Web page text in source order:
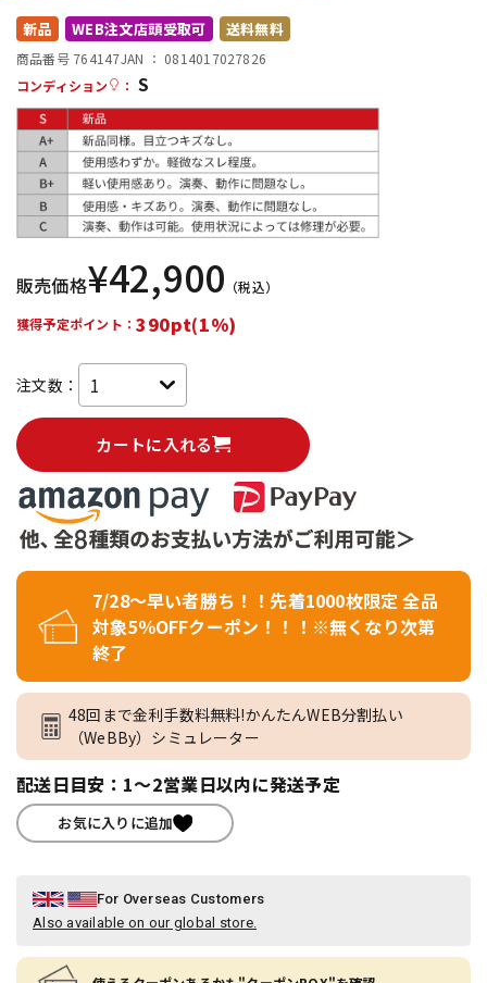
配信/ライブ機器
中古
新品 WEB注文店頭受取可 送料無料
商品番号 764147JAN ： 0814017027826
コンディション
： S
販売価格¥42,900 （税込）
獲得予定ポイント：390pt(1%)
注文数：
カートに入れる
7/28～早い者勝ち！！先着1000枚限定 全品
対象5％OFFクーポン！！！※無くなり次第
終了
48回まで金利手数料無料!かんたんWEB分割払い
（WeBBy）シミュレーター
配送日目安：1～2営業日以内に発送予定
お気に入りに追加
For Overseas Customers
Also available on our global store.